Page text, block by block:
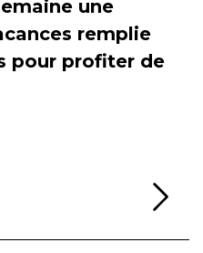
une
remplie
pour profiter de